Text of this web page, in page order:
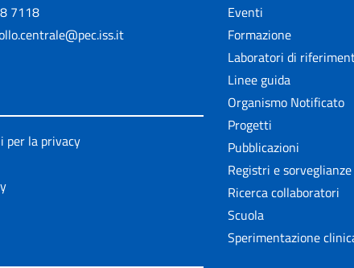
7118
per la privacy
Eventi
Formazione
Laboratori di
Linee guida
Organismo Notificato
Progetti
Pubblicazioni
Registri e sorveglianze
Ricerca collaboratori
Scuola
Sperimentazione